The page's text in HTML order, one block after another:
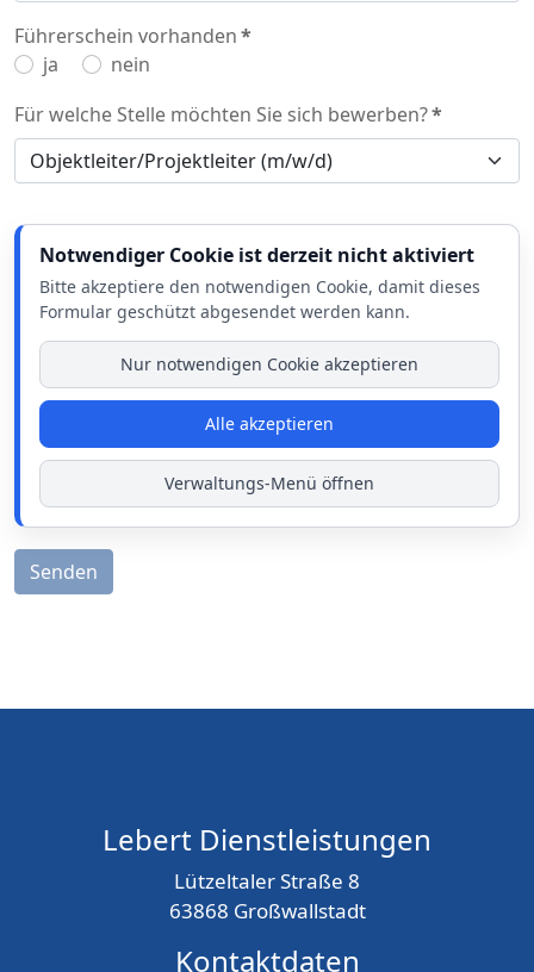
Führerschein vorhanden*
ja
nein
Für welche Stelle möchten Sie sich bewerben?*
Notwendiger Cookie ist derzeit nicht aktiviert
Bitte akzeptiere den notwendigen Cookie, damit dieses
Formular geschützt abgesendet werden kann.
Nur notwendigen Cookie akzeptieren
Alle akzeptieren
Verwaltungs-Menü öffnen
Senden
Lebert Dienstleistungen
Lützeltaler Straße 8
63868 Großwallstadt
Kontaktdaten